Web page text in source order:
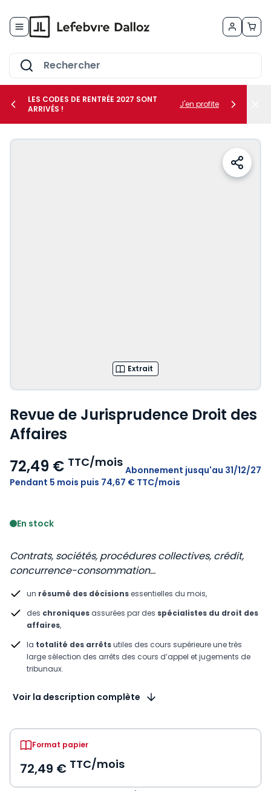
le sous-menu Vos métiers
LES CODES DE RENTRÉE 2027 SONT
ARRIVÉS !
J'en profite
Extrait
Revue de Jurisprudence Droit des
Affaires
72,49 € TTC/mois
Abonnement jusqu'au 31/12/27
Pendant 5 mois puis 74,67 € TTC/mois
En stock
Contrats, sociétés, procédures collectives, crédit,
concurrence-consommation…
un résumé des décisionsessentielles du mois,
des chroniques assurées par des spécialistes du droit des
affaires,
la totalité des arrêtsutiles des cours supérieure une très
large sélection des arrêts des cours d’appel et jugements de
tribunaux.
Voir la description complète
Format papier
72,49 € TTC/mois